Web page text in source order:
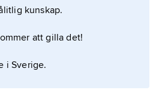
kunskap.
att gilla det!
i Sverige.